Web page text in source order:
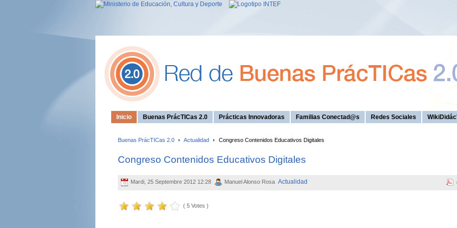
Inicio Buenas PrácTICas 2.0 Prácticas Innovadoras Familias Conectad@s Redes Sociales
Buenas PrácTICas 2.0 Actualidad Congreso Contenidos Educativos Digitales
Congreso Contenidos Educativos Digitales
Mardi, 25 Septembre 2012 12:28 Manuel Alonso Rosa Actualidad
( 5 Votes )